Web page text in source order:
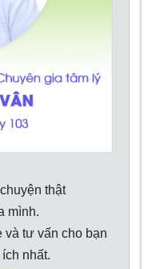
thật
mình.
và tư vấn cho bạn
nhất.